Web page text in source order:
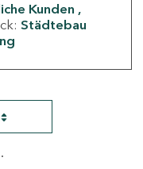
Kunden
Städtebau